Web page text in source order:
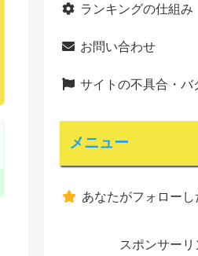
ランキングの仕組み
お問い合わせ
サイトの不具合・バ
メニュー
あなたがフォローし
スポンサーリ